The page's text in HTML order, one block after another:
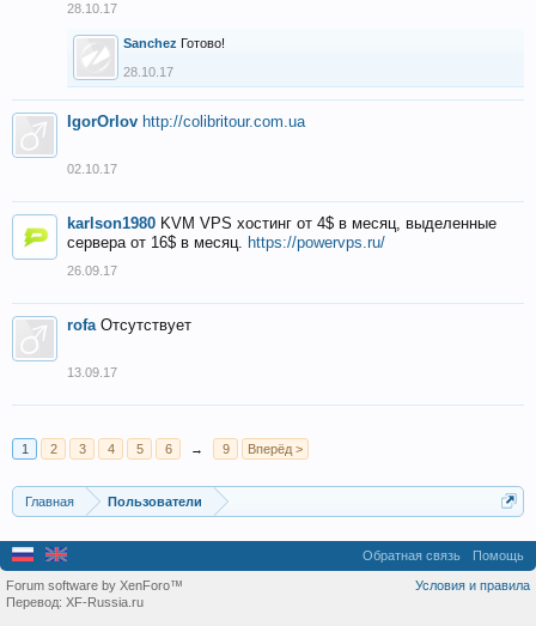
28.10.17
Sanchez Готово!
28.10.17
IgorOrlov http://colibritour.com.ua
02.10.17
karlson1980 KVM VPS хостинг от 4$ в месяц, выделенные
сервера от 16$ в месяц. https://powervps.ru/
26.09.17
rofa Отсутствует
13.09.17
1 2 3 4 5 6 → 9 Вперёд >
Главная Пользователи
Обратная связь Помощь
Условия и правила
Forum software by XenForo™
Перевод: XF-Russia.ru